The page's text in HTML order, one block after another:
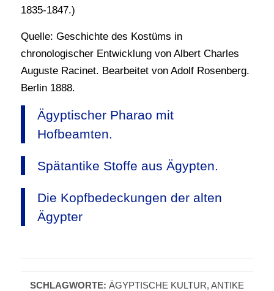
1835-1847.)
Quelle: Geschichte des Kostüms in
chronologischer Entwicklung von Albert Charles
Auguste Racinet. Bearbeitet von Adolf Rosenberg.
Berlin 1888.
Ägyptischer Pharao mit
Hofbeamten.
Spätantike Stoffe aus Ägypten.
Die Kopfbedeckungen der alten
Ägypter
SCHLAGWORTE: ÄGYPTISCHE KULTUR, ANTIKE